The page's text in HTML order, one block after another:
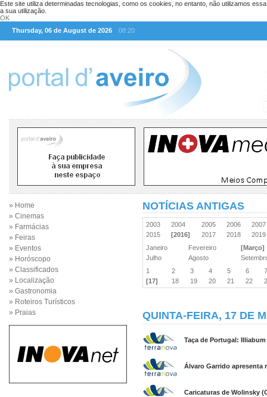
Este site utiliza determinadas tecnologias, como os cookies, no entanto, não utilizamos
a sua utilização.
OK
Thursday, 06 de August de 2026
08:20
» Home
» Cinemas
» Farmácias
» Feiras
» Eventos
» Horóscopo
» Classificados
» Localização
» Gastronomia
» Roteiros Turísticos
» Praias
NOTÍCIAS ANTIGAS
2003 2004 2005 2006
2015
[2016] 2017 2018
Janeiro
Fevereiro
[Março]
Julho
Agosto
1
2 3 4 5 6
[17]
18 19 20 21 22
QUINTA-FEIRA, 17 DE
Taça de Portugal:
Álvaro Garrido apresenta
Caricaturas de Wolinsky